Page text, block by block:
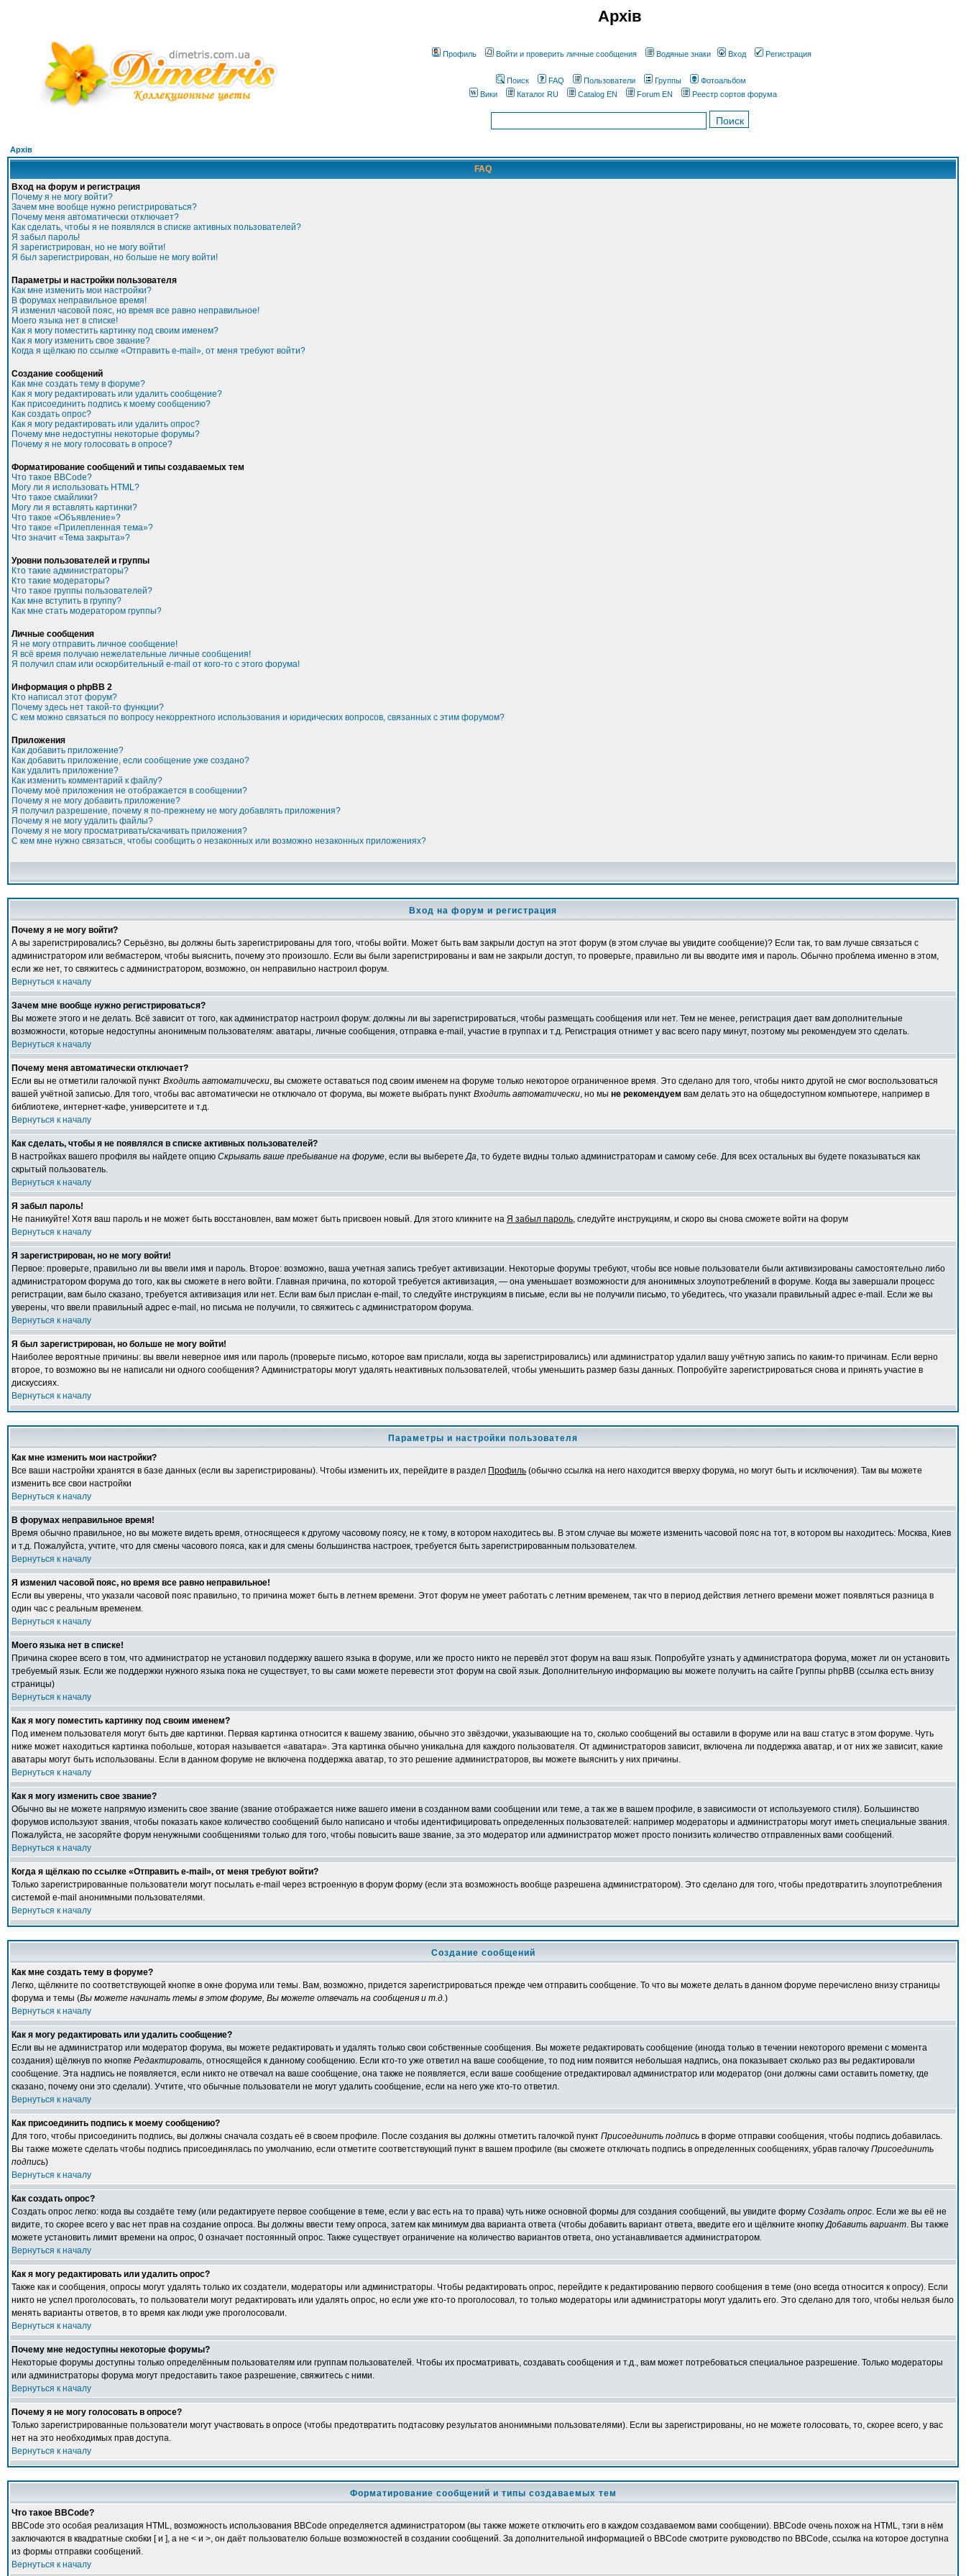
Архів
Профиль Войти и проверить личные сообщения Водяные знаки Вход Регистрация
Поиск FAQ Пользователи Группы
Фотоальбом
Вики
Каталог RU Catalog EN Forum EN Реестр сортов форума
Архів
FAQ
Вход на форум и регистрация
Почему я не могу войти?
Зачем мне вообще нужно регистрироваться?
Почему меня автоматически отключает?
Как сделать, чтобы я не появлялся в списке активных пользователей?
Я забыл пароль!
Я зарегистрирован, но не могу войти!
Я был зарегистрирован, но больше не могу войти!
Параметры и настройки пользователя
Как мне изменить мои настройки?
В форумах неправильное время!
Я изменил часовой пояс, но время все равно неправильное!
Моего языка нет в списке!
Как я могу поместить картинку под своим именем?
Как я могу изменить свое звание?
Когда я щёлкаю по ссылке «Отправить e-mail», от меня требуют войти?
Создание сообщений
Как мне создать тему в форуме?
Как я могу редактировать или удалить сообщение?
Как присоединить подпись к моему сообщению?
Как создать опрос?
Как я могу редактировать или удалить опрос?
Почему мне недоступны некоторые форумы?
Почему я не могу голосовать в опросе?
Форматирование сообщений и типы создаваемых тем
Что такое BBCode?
Могу ли я использовать HTML?
Что такое смайлики?
Могу ли я вставлять картинки?
Что такое «Объявление»?
Что такое «Прилепленная тема»?
Что значит «Тема закрыта»?
Уровни пользователей и группы
Кто такие администраторы?
Кто такие модераторы?
Что такое группы пользователей?
Как мне вступить в группу?
Как мне стать модератором группы?
Личные сообщения
Я не могу отправить личное сообщение!
Я всё время получаю нежелательные личные сообщения!
Я получил спам или оскорбительный e-mail от кого-то с этого форума!
Информация о phpBB 2
Кто написал этот форум?
Почему здесь нет такой-то функции?
С кем можно связаться по вопросу некорректного использования и юридических вопросов, связанных с этим форумом?
Приложения
Как добавить приложение?
Как добавить приложение, если сообщение уже создано?
Как удалить приложение?
Как изменить комментарий к файлу?
Почему моё приложения не отображается в сообщении?
Почему я не могу добавить приложение?
Я получил разрешение, почему я по-прежнему не могу добавлять приложения?
Почему я не могу удалить файлы?
Почему я не могу просматривать/скачивать приложения?
С кем мне нужно связаться, чтобы сообщить о незаконных или возможно незаконных приложениях?
Вход на форум и регистрация
Почему я не могу войти?
А вы зарегистрировались? Серьёзно, вы должны быть зарегистрированы для того, чтобы войти. Может быть вам закрыли доступ на этот форум (в этом случае вы увидите сообщение)? Если так, то вам лучше связаться с
администратором или вебмастером, чтобы выяснить, почему это произошло. Если вы были зарегистрированы и вам не закрыли доступ, то проверьте, правильно ли вы вводите имя и пароль. Обычно проблема именно в этом,
если же нет, то свяжитесь с администратором, возможно, он неправильно настроил форум.
Вернуться к началу
Зачем мне вообще нужно регистрироваться?
Вы можете этого и не делать. Всё зависит от того, как администратор настроил форум: должны ли вы зарегистрироваться, чтобы размещать сообщения или нет. Тем не менее, регистрация дает вам дополнительные
возможности, которые недоступны анонимным пользователям: аватары, личные сообщения, отправка e-mail, участие в группах и т.д. Регистрация отнимет у вас всего пару минут, поэтому мы рекомендуем это сделать.
Вернуться к началу
Почему меня автоматически отключает?
Если вы не отметили галочкой пункт Входить автоматически, вы сможете оставаться под своим именем на форуме только некоторое ограниченное время. Это сделано для того, чтобы никто другой не смог воспользоваться
вашей учётной записью. Для того, чтобы вас автоматически не отключало от форума, вы можете выбрать пункт Входить автоматически, но мы не рекомендуем вам делать это на общедоступном компьютере, например в
библиотеке, интернет-кафе, университете и т.д.
Вернуться к началу
Как сделать, чтобы я не появлялся в списке активных пользователей?
В настройках вашего профиля вы найдете опцию Скрывать ваше пребывание на форуме, если вы выберетеДа, то будете видны только администраторам и самому себе. Для всех остальных вы будете показываться как
скрытый пользователь.
Вернуться к началу
Я забыл пароль!
Не паникуйте! Хотя ваш пароль и не может быть восстановлен, вам может быть присвоен новый. Для этого кликните на Я забыл пароль, следуйте инструкциям, и скоро вы снова сможете войти на форум
Вернуться к началу
Я зарегистрирован, но не могу войти!
Первое: проверьте, правильно ли вы ввели имя и пароль. Второе: возможно, ваша учетная запись требует активизации. Некоторые форумы требуют, чтобы все новые пользователи были активизированы самостоятельно либо
администратором форума до того, как вы сможете в него войти. Главная причина, по которой требуется активизация, — она уменьшает возможности для анонимных злоупотреблений в форуме. Когда вы завершали процесс
регистрации, вам было сказано, требуется активизация или нет. Если вам был прислан e-mail, то следуйте инструкциям в письме, если вы не получили письмо, то убедитесь, что указали правильный адрес e-mail. Если же вы
уверены, что ввели правильный адрес e-mail, но письма не получили, то свяжитесь с администратором форума.
Вернуться к началу
Я был зарегистрирован, но больше не могу войти!
Наиболее вероятные причины: вы ввели неверное имя или пароль (проверьте письмо, которое вам прислали, когда вы зарегистрировались) или администратор удалил вашу учётную запись по каким-то причинам. Если верно
второе, то возможно вы не написали ни одного сообщения? Администраторы могут удалять неактивных пользователей, чтобы уменьшить размер базы данных. Попробуйте зарегистрироваться снова и принять участие в
дискуссиях.
Вернуться к началу
Параметры и настройки пользователя
Как мне изменить мои настройки?
Все ваши настройки хранятся в базе данных (если вы зарегистрированы). Чтобы изменить их, перейдите в раздел Профиль (обычно ссылка на него находится вверху форума, но могут быть и исключения). Там вы можете
изменить все свои настройки
Вернуться к началу
В форумах неправильное время!
Время обычно правильное, но вы можете видеть время, относящееся к другому часовому поясу, не к тому, в котором находитесь вы. В этом случае вы можете изменить часовой пояс на тот, в котором вы находитесь: Москва, Киев
и т.д. Пожалуйста, учтите, что для смены часового пояса, как и для смены большинства настроек, требуется быть зарегистрированным пользователем.
Вернуться к началу
Я изменил часовой пояс, но время все равно неправильное!
Если вы уверены, что указали часовой пояс правильно, то причина может быть в летнем времени. Этот форум не умеет работать с летним временем, так что в период действия летнего времени может появляться разница в
один час с реальным временем.
Вернуться к началу
Моего языка нет в списке!
Причина скорее всего в том, что администратор не установил поддержку вашего языка в форуме, или же просто никто не перевёл этот форум на ваш язык. Попробуйте узнать у администратора форума, может ли он установить
требуемый язык. Если же поддержки нужного языка пока не существует, то вы сами можете перевести этот форум на свой язык. Дополнительную информацию вы можете получить на сайте Группы phpBB (ссылка есть внизу
страницы)
Вернуться к началу
Как я могу поместить картинку под своим именем?
Под именем пользователя могут быть две картинки. Первая картинка относится к вашему званию, обычно это звёздочки, указывающие на то, сколько сообщений вы оставили в форуме или на ваш статус в этом форуме. Чуть
ниже может находиться картинка побольше, которая называется «аватара». Эта картинка обычно уникальна для каждого пользователя. От администраторов зависит, включена ли поддержка аватар, и от них же зависит, какие
аватары могут быть использованы. Если в данном форуме не включена поддержка аватар, то это решение администраторов, вы можете выяснить у них причины.
Вернуться к началу
Как я могу изменить свое звание?
Обычно вы не можете напрямую изменить свое звание (звание отображается ниже вашего имени в созданном вами сообщении или теме, а так же в вашем профиле, в зависимости от используемого стиля). Большинство
форумов используют звания, чтобы показать какое количество сообщений было написано и чтобы идентифицировать определенных пользователей: например модераторы и администраторы могут иметь специальные звания.
Пожалуйста, не засоряйте форум ненужными сообщениями только для того, чтобы повысить ваше звание, за это модератор или администратор может просто понизить количество отправленных вами сообщений.
Вернуться к началу
Когда я щёлкаю по ссылке «Отправить e-mail», от меня требуют войти?
Только зарегистрированные пользователи могут посылать e-mail через встроенную в форум форму (если эта возможность вообще разрешена администратором). Это сделано для того, чтобы предотвратить злоупотребления
системой e-mail анонимными пользователями.
Вернуться к началу
Создание сообщений
Как мне создать тему в форуме?
Легко, щёлкните по соответствующей кнопке в окне форума или темы. Вам, возможно, придется зарегистрироваться прежде чем отправить сообщение. То что вы можете делать в данном форуме перечислено внизу страницы
форума и темы (Вы можете начинать темы в этом форуме, Вы можете отвечать на сообщения и т.д.)
Вернуться к началу
Как я могу редактировать или удалить сообщение?
Если вы не администратор или модератор форума, вы можете редактировать и удалять только свои собственные сообщения. Вы можете редактировать сообщение (иногда только в течении некоторого времени с момента
создания) щёлкнув по кнопке Редактировать, относящейся к данному сообщению. Если кто-то уже ответил на ваше сообщение, то под ним появится небольшая надпись, она показывает сколько раз вы редактировали
сообщение. Эта надпись не появляется, если никто не отвечал на ваше сообщение, она также не появляется, если ваше сообщение отредактировал администратор или модератор (они должны сами оставить пометку, где
сказано, почему они это сделали). Учтите, что обычные пользователи не могут удалить сообщение, если на него уже кто-то ответил.
Вернуться к началу
Как присоединить подпись к моему сообщению?
Для того, чтобы присоединить подпись, вы должны сначала создать её в своем профиле. После создания вы должны отметить галочкой пункт Присоединить подпись в форме отправки сообщения, чтобы подпись добавилась.
Вы также можете сделать чтобы подпись присоединялась по умолчанию, если отметите соответствующий пункт в вашем профиле (вы сможете отключать подпись в определенных сообщениях, убрав галочку Присоединить
подпись)
Вернуться к началу
Как создать опрос?
Создать опрос легко: когда вы создаёте тему (или редактируете первое сообщение в теме, если у вас есть на то права) чуть ниже основной формы для создания сообщений, вы увидите форму Создать опрос. Если же вы её не
видите, то скорее всего у вас нет прав на создание опроса. Вы должны ввести тему опроса, затем как минимум два варианта ответа (чтобы добавить вариант ответа, введите его и щёлкните кнопкуДобавить вариант. Вы также
можете установить лимит времени на опрос, 0 означает постоянный опрос. Также существует ограничение на количество вариантов ответа, оно устанавливается администратором.
Вернуться к началу
Как я могу редактировать или удалить опрос?
Также как и сообщения, опросы могут удалять только их создатели, модераторы или администраторы. Чтобы редактировать опрос, перейдите к редактированию первого сообщения в теме (оно всегда относится к опросу). Если
никто не успел проголосовать, то пользователи могут редактировать или удалять опрос, но если уже кто-то проголосовал, то только модераторы или администраторы могут удалить его. Это сделано для того, чтобы нельзя было
менять варианты ответов, в то время как люди уже проголосовали.
Вернуться к началу
Почему мне недоступны некоторые форумы?
Некоторые форумы доступны только определённым пользователям или группам пользователей. Чтобы их просматривать, создавать сообщения и т.д., вам может потребоваться специальное разрешение. Только модераторы
или администраторы форума могут предоставить такое разрешение, свяжитесь с ними.
Вернуться к началу
Почему я не могу голосовать в опросе?
Только зарегистрированные пользователи могут участвовать в опросе (чтобы предотвратить подтасовку результатов анонимными пользователями). Если вы зарегистрированы, но не можете голосовать, то, скорее всего, у вас
нет на это необходимых прав доступа.
Вернуться к началу
Форматирование сообщений и типы создаваемых тем
Что такое BBCode?
BBCode это особая реализация HTML, возможность использования BBCode определяется администратором (вы также можете отключить его в каждом создаваемом вами сообщении). BBCode очень похож на HTML, тэги в нём
заключаются в квадратные скобки [ и ], а не < и >, он даёт пользователю больше возможностей в создании сообщений. За дополнительной информацией о BBCode смотрите руководство по BBCode, ссылка на которое доступна
из формы отправки сообщений.
Вернуться к началу